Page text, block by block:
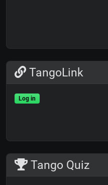
TangoLink
Log in
Tango Quiz